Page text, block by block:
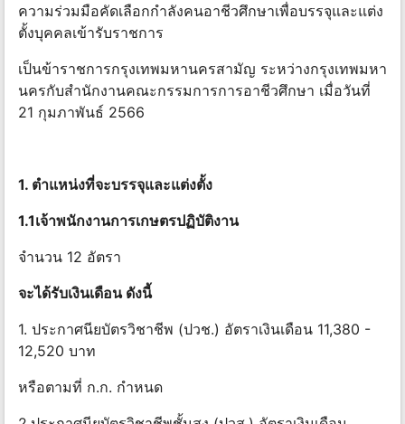
ความร่วมมือคัดเลือกกําลังคนอาชีวศึกษาเพื่อบรรจุและแต่ง
ตั้งบุคคลเข้ารับราชการ
เป็นข้าราชการกรุงเทพมหานครสามัญ ระหว่างกรุงเทพมหา
นครกับสํานักงานคณะกรรมการการอาชีวศึกษา เมื่อวันที่
21 กุมภาพันธ์ 2566
1. ตําแหน่งที่จะบรรจุและแต่งตั้ง
1.1เจ้าพนักงานการเกษตรปฏิบัติงาน
จำนวน 12 อัตรา
จะได้รับเงินเดือน ดังนี้
1. ประกาศนียบัตรวิชาชีพ (ปวช.) อัตราเงินเดือน 11,380 -
12,520 บาท
หรือตามที่ ก.ก. กําหนด